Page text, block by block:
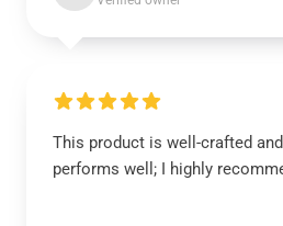
This product is well-crafted
performs well; I highly